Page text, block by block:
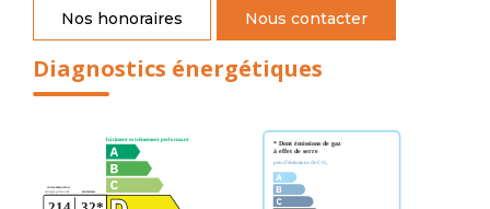
Nos honoraires Nous contacter
Diagnostics énergétiques